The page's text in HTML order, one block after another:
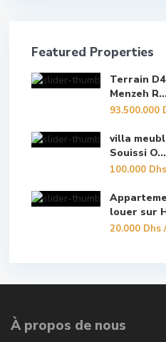
Featured Properties
Terrain
Menzeh
93.500.000
villa
Souissi O...
100.000
louer sur
20.000 Dhs
À propos de nous